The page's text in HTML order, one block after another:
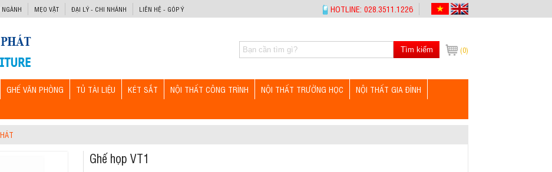
MẸO VẶT ĐẠI LÝ - CHI NHÁNH LIÊN HỆ - GÓP Ý HOTLINE: 028.3511.1226
(0)
Tìm kiếm
GHẾ VĂN PHÒNG TỦ TÀI LIỆU KÉT SẮT NỘI THẤT CÔNG TRÌNH NỘI THẤT TRƯỜNG HỌC
NỘI THẤT GIA ĐÌNH
Ghế họp VT1